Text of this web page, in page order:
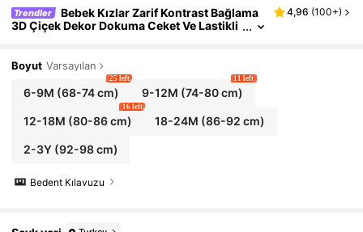
Trendler
Bebek Kızlar Zarif Kontrast Bağlama
3D Çiçek Dekor Dokuma Ceket Ve Lastikli
4,96 (100+)
Boyut Varsayılan
6-9M (68-74 cm)
25 left
9-12M (74-80 cm)
11 left
12-18M (80-86 cm)
16 left
18-24M (86-92 cm)
2-3Y(92-98 cm)
Bedent Kılavuzu